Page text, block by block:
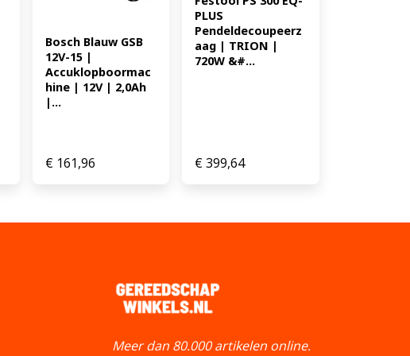
Bosch Blauw GSB
12V-15 |
Accuklopboormac
hine | 12V | 2,0Ah
|...
€161,96
PLUS
Pendeldecoupeerz
aag | TRION |
720W &#...
€399,64
Meer dan 80.000 artikelen online.